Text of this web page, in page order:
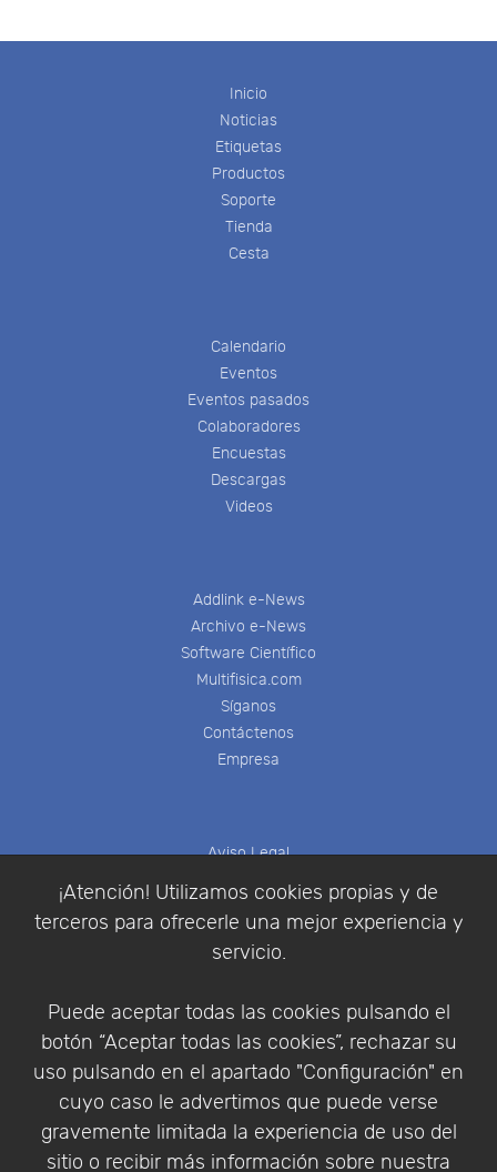
¡Atención! Utilizamos cookies propias y de
terceros para ofrecerle una mejor experiencia y
servicio.
Puede aceptar todas las cookies pulsando el
botón “Aceptar todas las cookies”, rechazar su
uso pulsando en el apartado "Configuración" en
cuyo caso le advertimos que puede verse
gravemente limitada la experiencia de uso del
sitio o recibir más información sobre nuestra
Inicio
Noticias
Etiquetas
Productos
Soporte
Tienda
Cesta
Calendario
Eventos
Eventos pasados
Colaboradores
Encuestas
Descargas
Videos
Addlink e-News
Archivo e-News
Software Científico
Multifisica.com
Síganos
Contáctenos
Empresa
Aviso Legal
Condiciones de compra
Identificarse
Empresa|Aviso Legal| Política de Privacidad |
Política de Cookies